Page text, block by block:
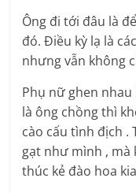
Ông đi tới đâu là
đó. Điều kỳ lạ là
nhưng vẫn không
Phụ nữ ghen
là ông chồng thì
cào cấu tình địch .
gạt như mình ,
thúc kẻ đào hoa